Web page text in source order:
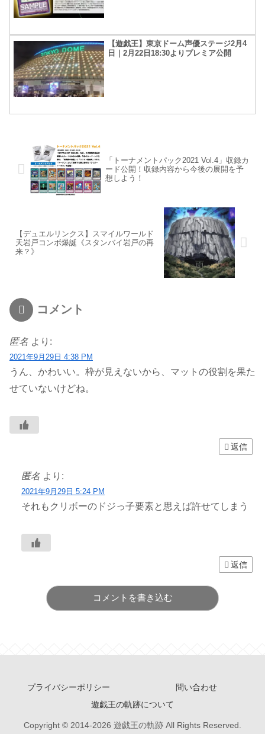
【遊戯王】東京ドーム声優ステージ2月4
日｜2月22日18:30よりプレミア公開
「トーナメントパック2021 Vol.4」収録カ
ード公開！収録内容から今後の展開を予
想しよう！
【デュエルリンクス】スマイルワールド
天岩戸コンボ爆誕《スタンバイ岩戸の再
来？》
コメント
匿名 より:
2021年9月29日 4:38 PM
うん、かわいい。枠が見えないから、マットの役割を果た
せていないけどね。
返信
匿名 より:
2021年9月29日 5:24 PM
それもクリボーのドジっ子要素と思えば許せてしまう
返信
コメントを書き込む
プライバシーポリシー
問い合わせ
遊戯王の軌跡について
Copyright © 2014-2026 遊戯王の軌跡 All Rights Reserved.